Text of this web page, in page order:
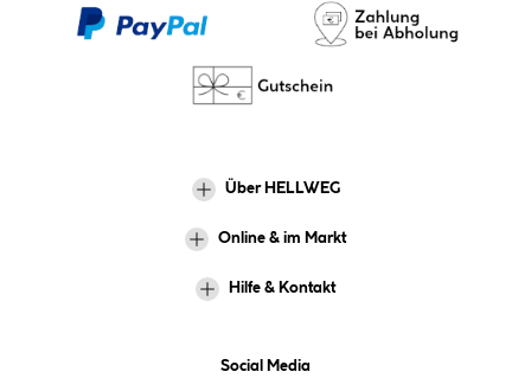
Über HELLWEG
Online & im Markt
Hilfe & Kontakt
Social Media